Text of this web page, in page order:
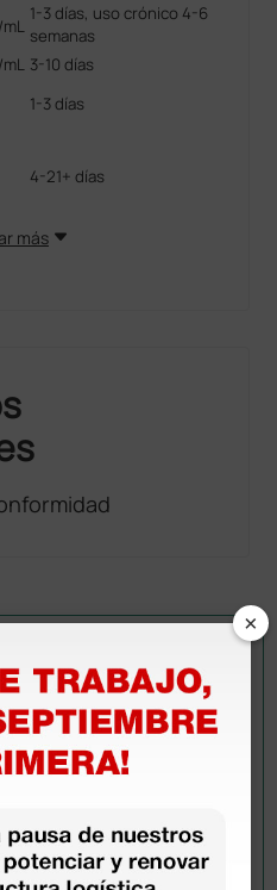
1-3 días, uso crónico 4-6
semanas
3-10 días
1-3 días
4-21+ días
más
¿Necesitas más
×